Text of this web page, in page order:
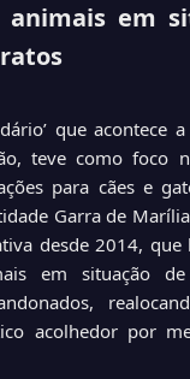
animais em
que acontece
teve como foco
para cães e
Garra de
desde 2014, que
em situação
acolhedor por